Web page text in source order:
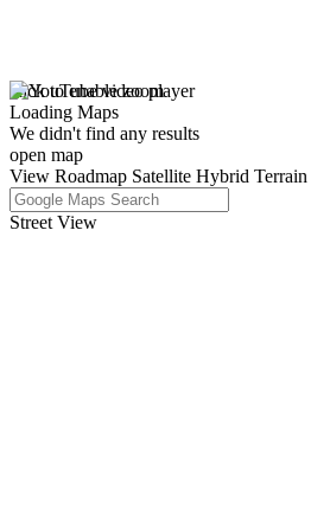
click to enable zoom
Loading Maps
We didn't find any results
open map
View Roadmap Satellite Hybrid Terrain
Street View